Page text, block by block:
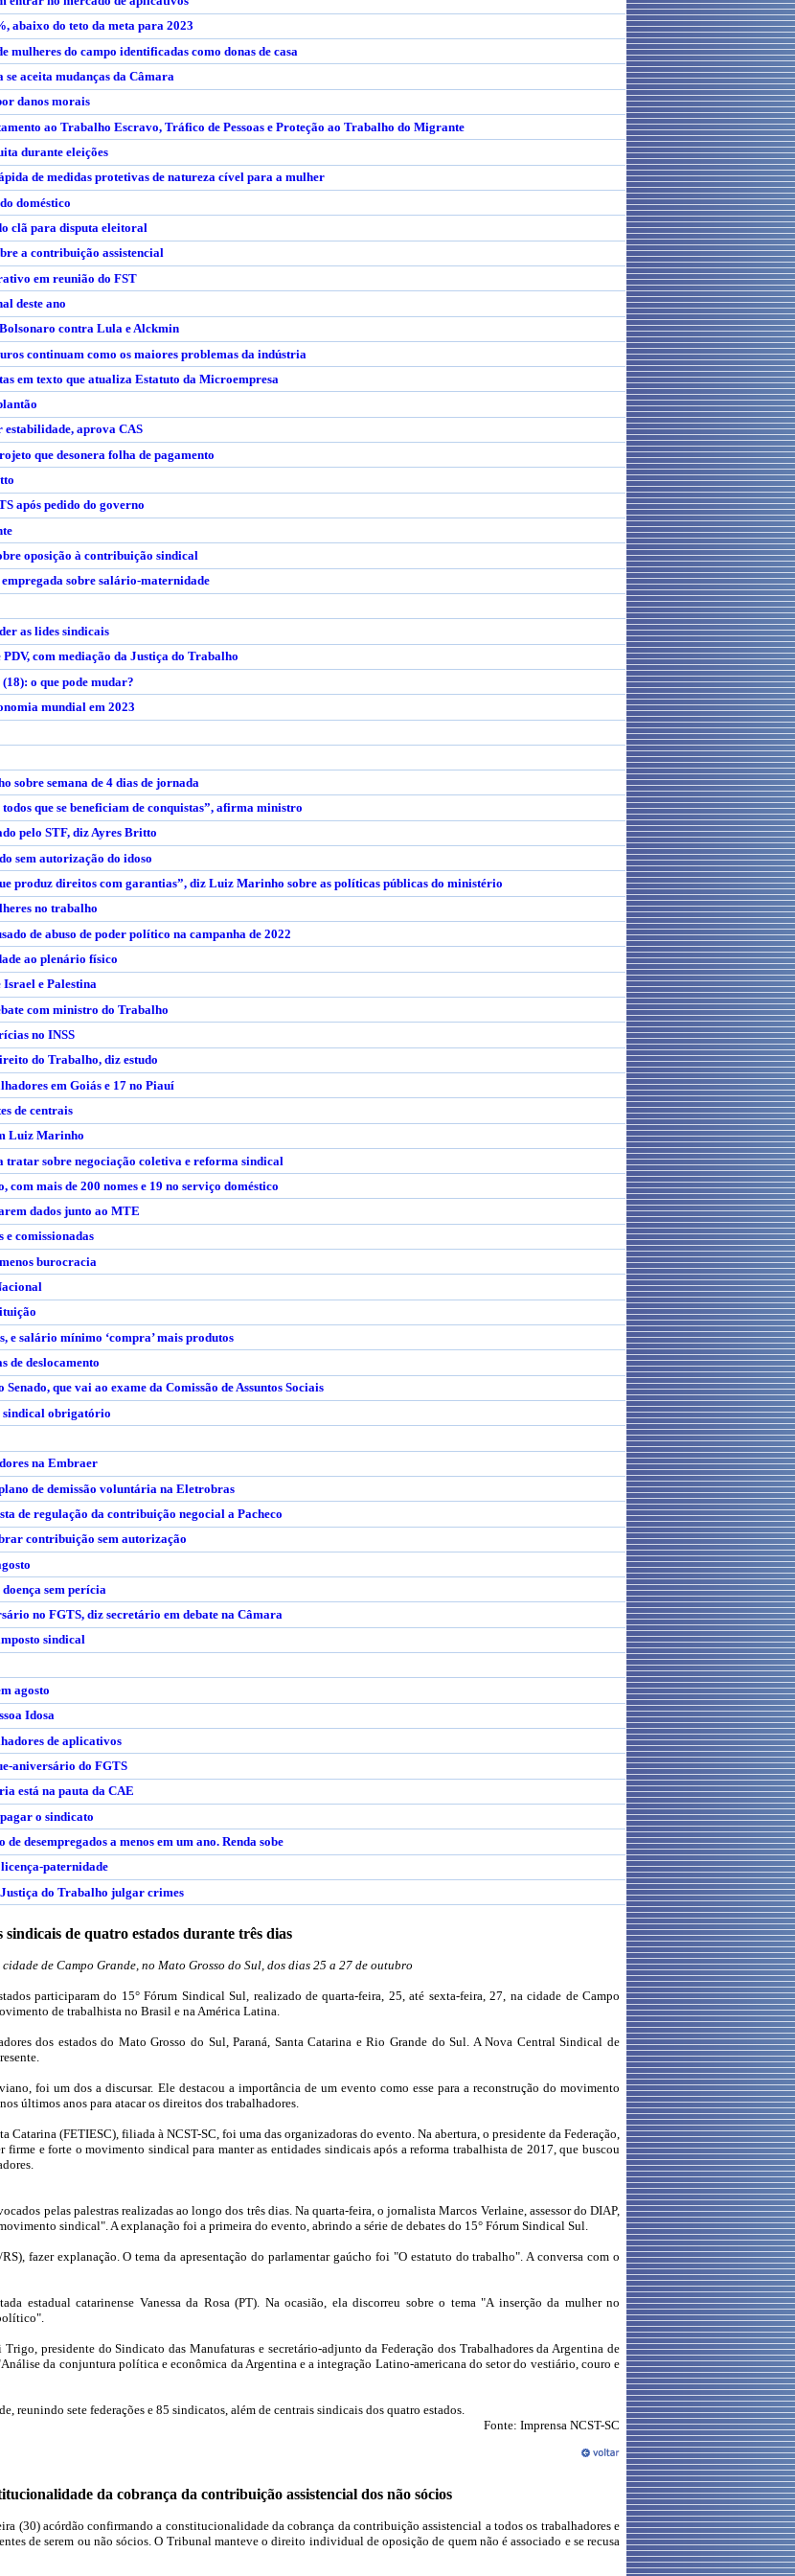
abaixo do teto da meta para 2023
mulheres do campo identificadas como donas de casa
aceita mudanças da Câmara
danos morais
ao Trabalho Escravo, Tráfico de Pessoas e Proteção ao Trabalho do Migrante
durante eleições
de medidas protetivas de natureza cível para a mulher
doméstico
clã para disputa eleitoral
a contribuição assistencial
em reunião do FST
deste ano
contra Lula e Alckmin
continuam como os maiores problemas da indústria
em texto que atualiza Estatuto da Microempresa
estabilidade, aprova CAS
que desonera folha de pagamento
após pedido do governo
oposição à contribuição sindical
sobre salário-maternidade
as lides sindicais
com mediação da Justiça do Trabalho
o que pode mudar?
mundial em 2023
sobre semana de 4 dias de jornada
que se beneficiam de conquistas”, afirma ministro
pelo STF, diz Ayres Britto
sem autorização do idoso
produz direitos com garantias”, diz Luiz Marinho sobre as políticas públicas do ministério
no trabalho
de abuso de poder político na campanha de 2022
ao plenário físico
e Palestina
com ministro do Trabalho
no INSS
do Trabalho, diz estudo
em Goiás e 17 no Piauí
de centrais
Luiz Marinho
tratar sobre negociação coletiva e reforma sindical
mais de 200 nomes e 19 no serviço doméstico
dados junto ao MTE
comissionadas
burocracia
e salário mínimo ‘compra’ mais produtos
de deslocamento
que vai ao exame da Comissão de Assuntos Sociais
sindical obrigatório
na Embraer
de demissão voluntária na Eletrobras
de regulação da contribuição negocial a Pacheco
contribuição sem autorização
sem perícia
no FGTS, diz secretário em debate na Câmara
sindical
agosto
Idosa
de aplicativos
aniversário do FGTS
está na pauta da CAE
o sindicato
desempregados a menos em um ano. Renda sobe
paternidade
do Trabalho julgar crimes
de quatro estados durante três dias
de Campo Grande, no Mato Grosso do Sul, dos dias 25 a 27 de outubro
participaram do 15° Fórum Sindical Sul, realizado de quarta-feira, 25, até sexta-feira, 27, na cidade de Campo
de trabalhista no Brasil e na América Latina.
dos estados do Mato Grosso do Sul, Paraná, Santa Catarina e Rio Grande do Sul. A Nova Central Sindical de
foi um dos a discursar. Ele destacou a importância de um evento como esse para a reconstrução do movimento
últimos anos para atacar os direitos dos trabalhadores.
Catarina (FETIESC), filiada à NCST-SC, foi uma das organizadoras do evento. Na abertura, o presidente da Federação,
e forte o movimento sindical para manter as entidades sindicais após a reforma trabalhista de 2017, que buscou
pelas palestras realizadas ao longo dos três dias. Na quarta-feira, o jornalista Marcos Verlaine, assessor do DIAP,
sindical". A explanação foi a primeira do evento, abrindo a série de debates do 15° Fórum Sindical Sul.
fazer explanação. O tema da apresentação do parlamentar gaúcho foi "O estatuto do trabalho". A conversa com o
estadual catarinense Vanessa da Rosa (PT). Na ocasião, ela discorreu sobre o tema "A inserção da mulher no
presidente do Sindicato das Manufaturas e secretário-adjunto da Federação dos Trabalhadores da Argentina de
da conjuntura política e econômica da Argentina e a integração Latino-americana do setor do vestiário, couro e
reunindo sete federações e 85 sindicatos, além de centrais sindicais dos quatro estados.
Fonte: Imprensa NCST-SC
da cobrança da contribuição assistencial dos não sócios
(30) acórdão confirmando a constitucionalidade da cobrança da contribuição assistencial a todos os trabalhadores e
de serem ou não sócios. O Tribunal manteve o direito individual de oposição de quem não é associado e se recusa